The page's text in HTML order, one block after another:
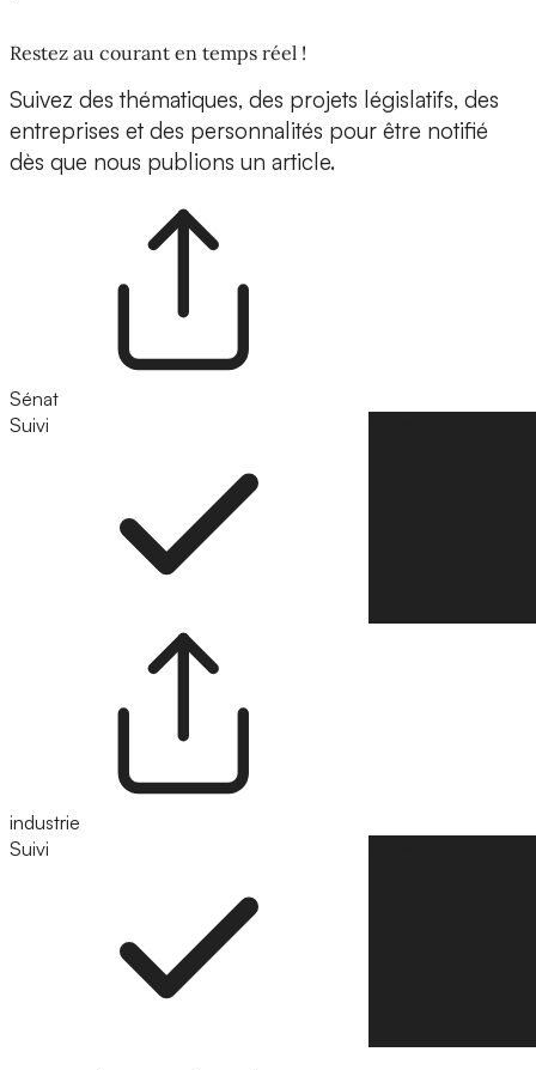
Restez au courant en temps réel !
Suivez des thématiques, des projets législatifs, des
entreprises et des personnalités pour être notifié
dès que nous publions un article.
Sénat
Suivi
industrie
Suivi